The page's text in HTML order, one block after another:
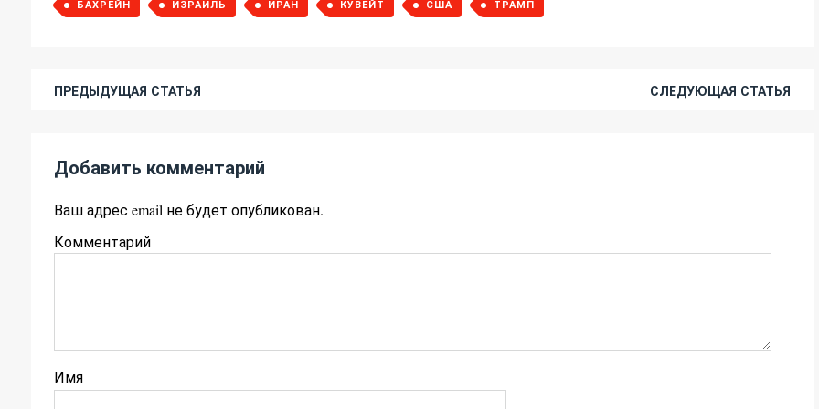
БАХРЕЙН ИЗРАИЛЬ ИРАН КУВЕЙТ США ТРАМП
ПРЕДЫДУЩАЯ СТАТЬЯ СЛЕДУЮЩАЯ СТАТЬЯ
Добавить комментарий
Ваш адрес email не будет опубликован.
Комментарий
Имя